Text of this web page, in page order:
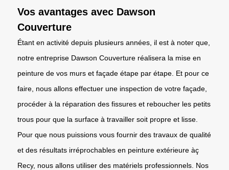
Vos avantages avec Dawson
Couverture
Étant en activité depuis plusieurs années, il est à noter que,
notre entreprise Dawson Couverture réalisera la mise en
peinture de vos murs et façade étape par étape. Et pour ce
faire, nous allons effectuer une inspection de votre façade,
procéder à la réparation des fissures et reboucher les petits
trous pour que la surface à travailler soit propre et lisse.
Pour que nous puissions vous fournir des travaux de qualité
et des résultats irréprochables en peinture extérieure àç
Recy, nous allons utiliser des matériels professionnels. Nos